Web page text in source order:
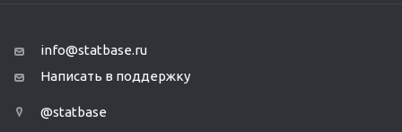
info@statbase.ru
Написать в поддержку
@statbase